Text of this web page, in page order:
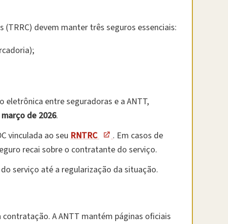
devem manter três seguros essenciais:
entre seguradoras e a ANTT,
de 2026.
vinculada ao seu RNTRC
. Em casos de
recai sobre o contratante do serviço.
serviço até a regularização da situação.
A ANTT mantém páginas oficiais